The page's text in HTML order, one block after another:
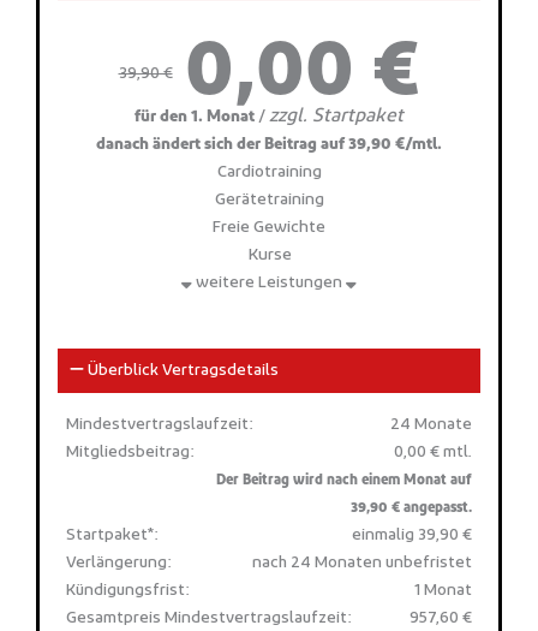
39,90 € 0,00 €
für den 1. Monat / zzgl. Startpaket
danach ändert sich der Beitrag auf 39,90 €/mtl.
Cardiotraining
Gerätetraining
Freie Gewichte
Kurse
weitere Leistungen
Überblick Vertragsdetails
Mindestvertragslaufzeit:
24 Monate
Mitgliedsbeitrag:
0,00 € mtl.
Der Beitrag wird nach einem Monat auf
39,90 € angepasst.
Startpaket*:
einmalig 39,90 €
Verlängerung:
nach 24 Monaten unbefristet
Kündigungsfrist:
1 Monat
Gesamtpreis Mindestvertragslaufzeit:
957,60 €